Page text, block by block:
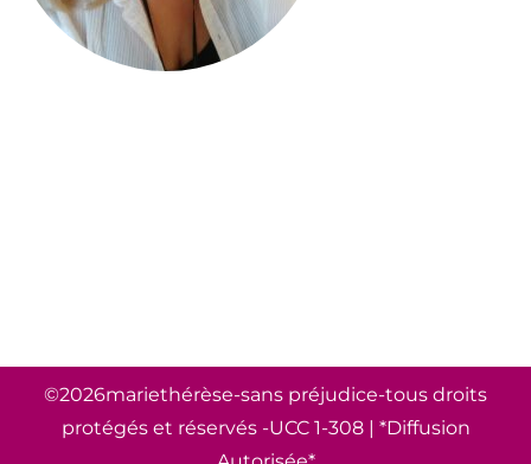
©2026mariethérèse-sans préjudice-tous droits
protégés et réservés -UCC 1-308 | *Diffusion